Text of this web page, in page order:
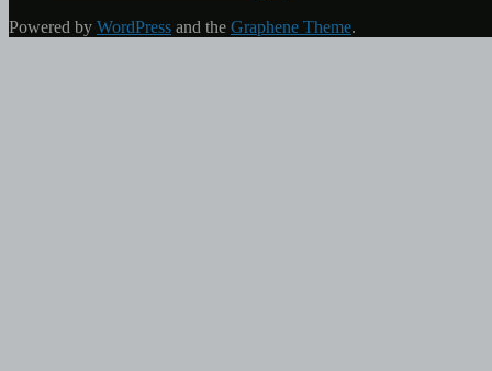
Powered by WordPress and the Graphene Theme.